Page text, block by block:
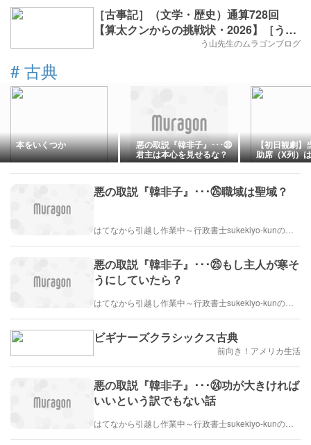
［古事記］（文学・歴史）通算728回
【算太クンからの挑戦状・2026】［う山
う山先生のムラゴンブログ
# 古典
本をいくつか 悪の取説『韓非子』･･･㉝
君主は本心を見せるな？
【初日観劇】
助席（X列）
ェイクスピア
＠彩の国シェ
悪の取説『韓非子』･･･㉖職域は聖域？
悪の取説『韓非子』･･･㉕もし主人が寒そ
うにしていたら？
ビギナーズクラシックス古典
前向き！アメリカ生活
悪の取説『韓非子』･･･㉔功が大きければ
いいという訳でもない話